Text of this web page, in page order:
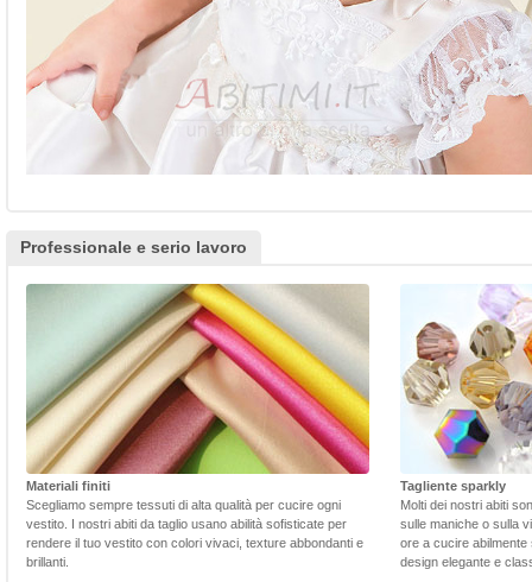
Professionale e serio lavoro
Materiali finiti
Scegliamo sempre tessuti di alta qualità per cucire ogni
vestito. I nostri abiti da taglio usano abilità sofisticate per
rendere il tuo vestito con colori vivaci, texture abbondanti e
brillanti.
Tagliente sparkly
Molti dei nostri abiti
sulle maniche o sulla
ore a cucire
design elegante e